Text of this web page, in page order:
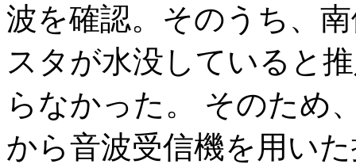
波を確認。そのうち、
スタが水没していると
らなかった。 そのため
から音波受信機を用い